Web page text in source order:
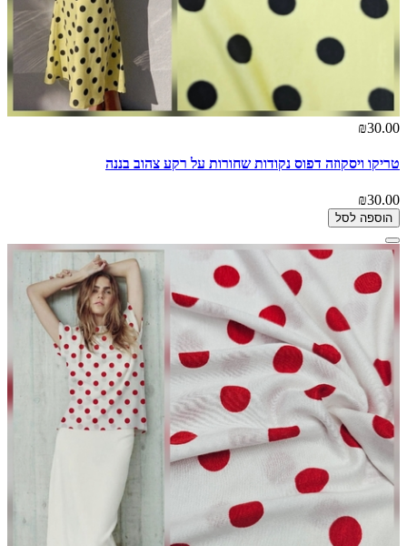
₪30.00
טריקו ויסקוזה דפוס נקודות שחורות על רקע צהוב בננה
₪30.00
הוספה לסל